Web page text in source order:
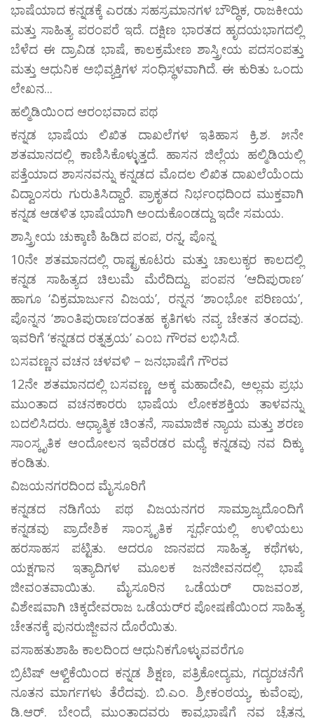
ಭಾಷೆಯಾದ ಕನ್ನಡಕ್ಕೆ ಎರಡು ಸಹಸ್ರಮಾನಗಳ ಬೌದ್ಧಿಕ, ರಾಜಕೀಯ
ಮತ್ತು ಸಾಹಿತ್ಯ ಪರಂಪರೆ ಇದೆ. ದಕ್ಷಿಣ ಭಾರತದ ಹೃದಯಭಾಗದಲ್ಲಿ
ಬೆಳೆದ ಈ ದ್ರಾವಿಡ ಭಾಷೆ, ಕಾಲಕ್ರಮೇಣ ಶಾಸ್ತ್ರೀಯ ಪದಸಂಪತ್ತು
ಮತ್ತು ಆಧುನಿಕ ಅಭಿವ್ಯಕ್ತಿಗಳ ಸಂಧಿಸ್ಥಳವಾಗಿದೆ. ಈ ಕುರಿತು ಒಂದು
ಲೇಖನ...
ಹಲ್ಮಿಡಿಯಿಂದ ಆರಂಭವಾದ ಪಥ
ಕನ್ನಡ ಭಾಷೆಯ ಲಿಖಿತ ದಾಖಲೆಗಳ ಇತಿಹಾಸ ಕ್ರಿ.ಶ. ೫ನೇ
ಶತಮಾನದಲ್ಲಿ ಕಾಣಿಸಿಕೊಳ್ಳುತ್ತದೆ. ಹಾಸನ ಜಿಲ್ಲೆಯ ಹಲ್ಮಿಡಿಯಲ್ಲಿ
ಪತ್ತೆಯಾದ ಶಾಸನವನ್ನು ಕನ್ನಡದ ಮೊದಲ ಲಿಖಿತ ದಾಖಲೆಯೆಂದು
ವಿದ್ವಾಂಸರು ಗುರುತಿಸಿದ್ದಾರೆ. ಪ್ರಾಕೃತದ ನಿರ್ಭಂಧದಿಂದ ಮುಕ್ತವಾಗಿ
ಕನ್ನಡ ಆಡಳಿತ ಭಾಷೆಯಾಗಿ ಅಂದುಕೊಂಡದ್ದು ಇದೇ ಸಮಯ.
ಶಾಸ್ತ್ರೀಯ ಚುಕ್ಕಾಣಿ ಹಿಡಿದ ಪಂಪ, ರನ್ನ, ಪೊನ್ನ
10ನೇ ಶತಮಾನದಲ್ಲಿ ರಾಷ್ಟ್ರಕೂಟರು ಮತ್ತು ಚಾಲುಕ್ಯರ ಕಾಲದಲ್ಲಿ
ಕನ್ನಡ ಸಾಹಿತ್ಯದ ಚಿಲುಮೆ ಮೆರೆದಿದ್ದು. ಪಂಪನ ‘ಆದಿಪುರಾಣ’
ಹಾಗೂ ‘ವಿಕ್ರಮಾರ್ಜುನ ವಿಜಯ’, ರನ್ನನ ‘ಶಾಂಭೋ ಪರಿಣಯ’,
ಪೊನ್ನನ ‘ಶಾಂತಿಪುರಾಣ’ದಂತಹ ಕೃತಿಗಳು ನವ್ಯ ಚೇತನ ತಂದವು.
ಇವರಿಗೆ ‘ಕನ್ನಡದ ರತ್ನತ್ರಯ’ ಎಂಬ ಗೌರವ ಲಭಿಸಿದೆ.
ಬಸವಣ್ಣನ ವಚನ ಚಳವಳಿ – ಜನಭಾಷೆಗೆ ಗೌರವ
12ನೇ ಶತಮಾನದಲ್ಲಿ ಬಸವಣ್ಣ, ಅಕ್ಕ ಮಹಾದೇವಿ, ಅಲ್ಲಮ ಪ್ರಭು
ಮುಂತಾದ ವಚನಕಾರರು ಭಾಷೆಯ ಲೋಕಶಕ್ತಿಯ ತಾಳವನ್ನು
ಬದಲಿಸಿದರು. ಆಧ್ಯಾತ್ಮಿಕ ಚಿಂತನೆ, ಸಾಮಾಜಿಕ ನ್ಯಾಯ ಮತ್ತು ಶರಣ
ಸಾಂಸ್ಕೃತಿಕ ಆಂದೋಲನ ಇವೆರಡರ ಮಧ್ಯೆ ಕನ್ನಡವು ನವ ದಿಕ್ಕು
ಕಂಡಿತು.
ವಿಜಯನಗರದಿಂದ ಮೈಸೂರಿಗೆ
ಕನ್ನಡದ ನಡಿಗೆಯ ಪಥ ವಿಜಯನಗರ ಸಾಮ್ರಾಜ್ಯದೊಂದಿಗೆ
ಕನ್ನಡವು ಪ್ರಾದೇಶಿಕ ಸಾಂಸ್ಕೃತಿಕ ಸ್ಪರ್ಧೆಯಲ್ಲಿ ಉಳಿಯಲು
ಹರಸಾಹಸ ಪಟ್ಟಿತು. ಆದರೂ ಜಾನಪದ ಸಾಹಿತ್ಯ, ಕಥೆಗಳು,
ಯಕ್ಷಗಾನ ಇತ್ಯಾದಿಗಳ ಮೂಲಕ ಜನಜೀವನದಲ್ಲಿ ಭಾಷೆ
ಜೀವಂತವಾಯಿತು. ಮೈಸೂರಿನ ಒಡೆಯರ್ ರಾಜವಂಶ,
ವಿಶೇಷವಾಗಿ ಚಿಕ್ಕದೇವರಾಜ ಒಡೆಯರ್‌ರ ಪೋಷಣೆಯಿಂದ ಸಾಹಿತ್ಯ
ಚೇತನಕ್ಕೆ ಪುನರುಜ್ಜೀವನ ದೊರೆಯಿತು.
ವಸಾಹತುಶಾಹಿ ಕಾಲದಿಂದ ಆಧುನಿಕಗೊಳ್ಳುವವರೆಗೂ
ಬ್ರಿಟಿಷ್ ಆಳ್ವಿಕೆಯಿಂದ ಕನ್ನಡ ಶಿಕ್ಷಣ, ಪತ್ರಿಕೋದ್ಯಮ, ಗದ್ಯರಚನೆಗೆ
ನೂತನ ಮಾರ್ಗಗಳು ತೆರೆದವು. ಬಿ.ಎಂ. ಶ್ರೀಕಂಠಯ್ಯ, ಕುವೆಂಪು,
ಡಿ.ಆರ್. ಬೇಂದ್ರೆ ಮುಂತಾದವರು ಕಾವ್ಯಭಾಷೆಗೆ ನವ ಚೈತನ್ಯ